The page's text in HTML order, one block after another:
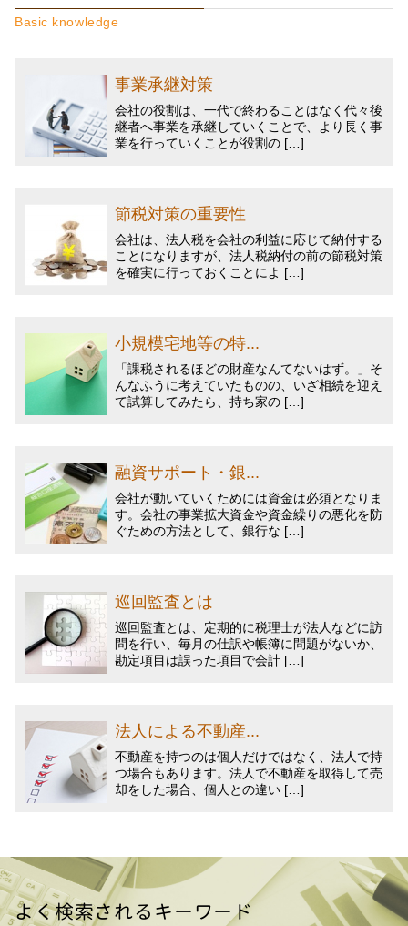
Basic knowledge
事業承継対策
会社の役割は、一代で終わることはなく代々後
継者へ事業を承継していくことで、より長く事
業を行っていくことが役割の […]
節税対策の重要性
会社は、法人税を会社の利益に応じて納付する
ことになりますが、法人税納付の前の節税対策
を確実に行っておくことによ […]
小規模宅地等の特...
「課税されるほどの財産なんてないはず。」そ
んなふうに考えていたものの、いざ相続を迎え
て試算してみたら、持ち家の […]
融資サポート・銀...
会社が動いていくためには資金は必須となりま
す。会社の事業拡大資金や資金繰りの悪化を防
ぐための方法として、銀行な […]
巡回監査とは
巡回監査とは、定期的に税理士が法人などに訪
問を行い、毎月の仕訳や帳簿に問題がないか、
勘定項目は誤った項目で会計 […]
法人による不動産...
不動産を持つのは個人だけではなく、法人で持
つ場合もあります。法人で不動産を取得して売
却をした場合、個人との違い […]
よく検索されるキーワード